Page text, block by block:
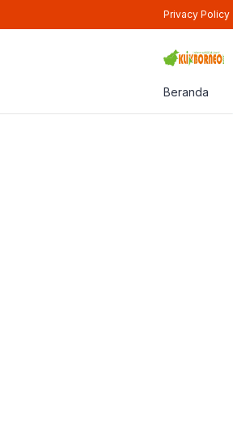
Privacy Policy
Beranda